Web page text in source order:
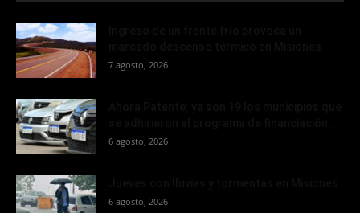
7 agosto, 2026
6 agosto, 2026
6 agosto, 2026